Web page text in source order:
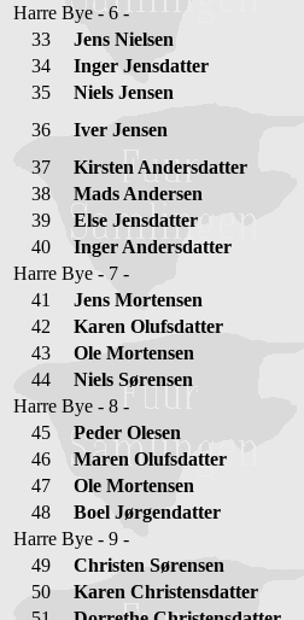
Harre Bye - 6 -
33
Jens Nielsen
34
Inger Jensdatter
35
Niels Jensen
36
Iver Jensen
37
Kirsten Andersdatter
38
Mads Andersen
39
Else Jensdatter
40
Inger Andersdatter
Harre Bye - 7 -
41
Jens Mortensen
42
Karen Olufsdatter
43
Ole Mortensen
44
Niels Sørensen
Harre Bye - 8 -
45
Peder Olesen
46
Maren Olufsdatter
47
Ole Mortensen
48
Boel Jørgendatter
Harre Bye - 9 -
49
Christen Sørensen
50
Karen Christensdatter